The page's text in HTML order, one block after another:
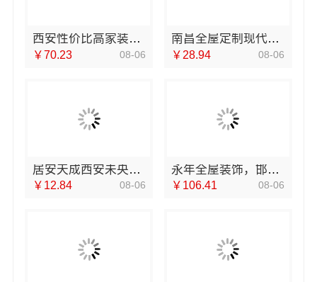
西安性价比高家装施工改善房免费量房，居安天成
￥70.23 08-06
南昌全屋定制现代风格施工队——江西尚宅尚品新型环保材料有限公司
￥28.94 08-06
居安天成西安未央区一站式家装设计刚需房售后完善
￥12.84 08-06
永年全屋装饰，邯郸至臻全宅新材料有限公司打造零醛美居
￥106.41 08-06